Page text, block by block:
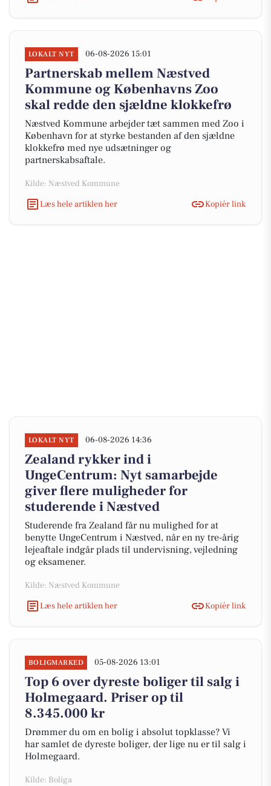
LOKALT NYT 06-08-2026 15:01
Partnerskab mellem Næstved
Kommune og Københavns Zoo
skal redde den sjældne klokkefrø
Næstved Kommune arbejder tæt sammen med Zoo i
København for at styrke bestanden af den sjældne
klokkefrø med nye udsætninger og
partnerskabsaftale.
Kilde: Næstved Kommune
Læs hele artiklen her
Kopiér link
LOKALT NYT 06-08-2026 14:36
Zealand rykker ind i
UngeCentrum: Nyt samarbejde
giver flere muligheder for
studerende i Næstved
Studerende fra Zealand får nu mulighed for at
benytte UngeCentrum i Næstved, når en ny tre-årig
lejeaftale indgår plads til undervisning, vejledning
og eksamener.
Kilde: Næstved Kommune
Læs hele artiklen her
Kopiér link
BOLIGMARKED 05-08-2026 13:01
Top 6 over dyreste boliger til salg i
Holmegaard. Priser op til
8.345.000 kr
Drømmer du om en bolig i absolut topklasse? Vi
har samlet de dyreste boliger, der lige nu er til salg i
Holmegaard.
Kilde: Boliga